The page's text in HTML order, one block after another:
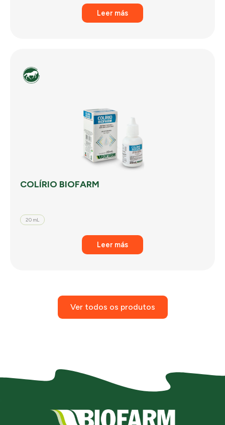
Leer más
COLÍRIO BIOFARM
20 mL
Leer más
Ver todos os produtos